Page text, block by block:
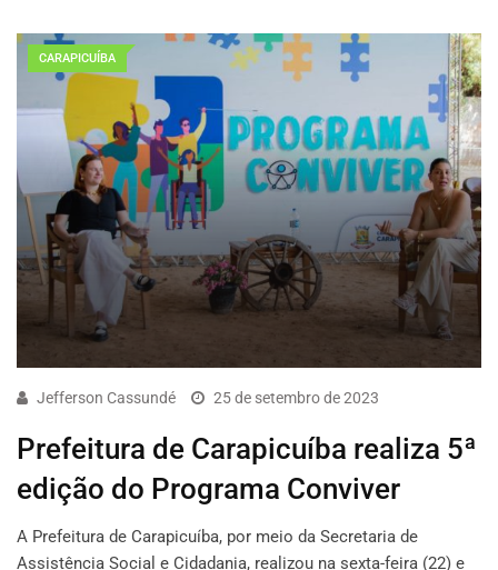
CARAPICUÍBA
Jefferson Cassundé 25 de setembro de 2023
Prefeitura de Carapicuíba realiza 5ª
edição do Programa Conviver
A Prefeitura de Carapicuíba, por meio da Secretaria de
Assistência Social e Cidadania, realizou na sexta-feira (22) e